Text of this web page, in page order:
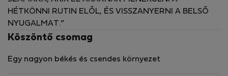
HÉTKÖNNI RUTIN ELŐL, ÉS VISSZANYERNI A BELSŐ
NYUGALMAT.”
Köszöntő csomag
Egy nagyon békés és csendes környezet